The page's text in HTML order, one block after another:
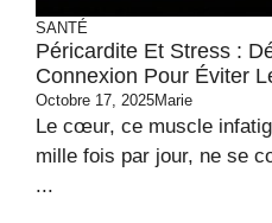
SANTÉ
Péricardite Et Stress :
Connexion Pour Éviter
Octobre 17, 2025Marie
Le cœur, ce muscle
mille fois par jour, ne se
...